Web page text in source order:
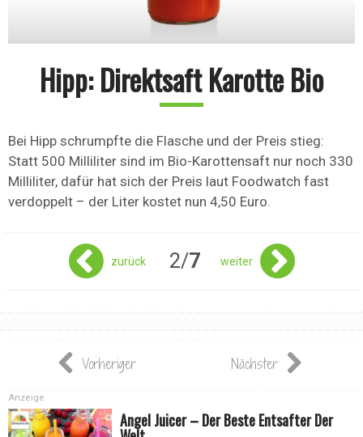
Hipp: Direktsaft Karotte Bio
Bei Hipp schrumpfte die Flasche und der Preis stieg:
Statt 500 Milliliter sind im Bio-Karottensaft nur noch 330
Milliliter, dafür hat sich der Preis laut Foodwatch fast
verdoppelt – der Liter kostet nun 4,50 Euro.
zurück 2/7 weiter
Vorheriger Nächster
Angel Juicer – Der Beste Entsafter Der
Anzeige